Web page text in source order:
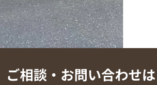
ご相談・お問い合わせは